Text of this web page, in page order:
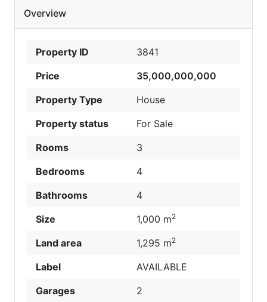
Overview
Property ID
3841
Price
35,000,000,000
Property Type
House
Property status
For Sale
Rooms
3
Bedrooms
4
Bathrooms
4
Size
1,000 m2
Land area 1,295 m2
Label
AVAILABLE
Garages
2